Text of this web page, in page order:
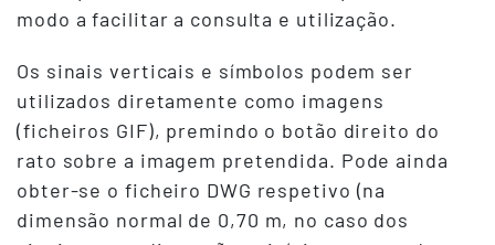
modo a facilitar a consulta e utilização.
Os sinais verticais e símbolos podem ser
utilizados diretamente como imagens
(ficheiros GIF), premindo o botão direito do
rato sobre a imagem pretendida. Pode ainda
obter-se o ficheiro DWG respetivo (na
dimensão normal de 0,70 m, no caso dos